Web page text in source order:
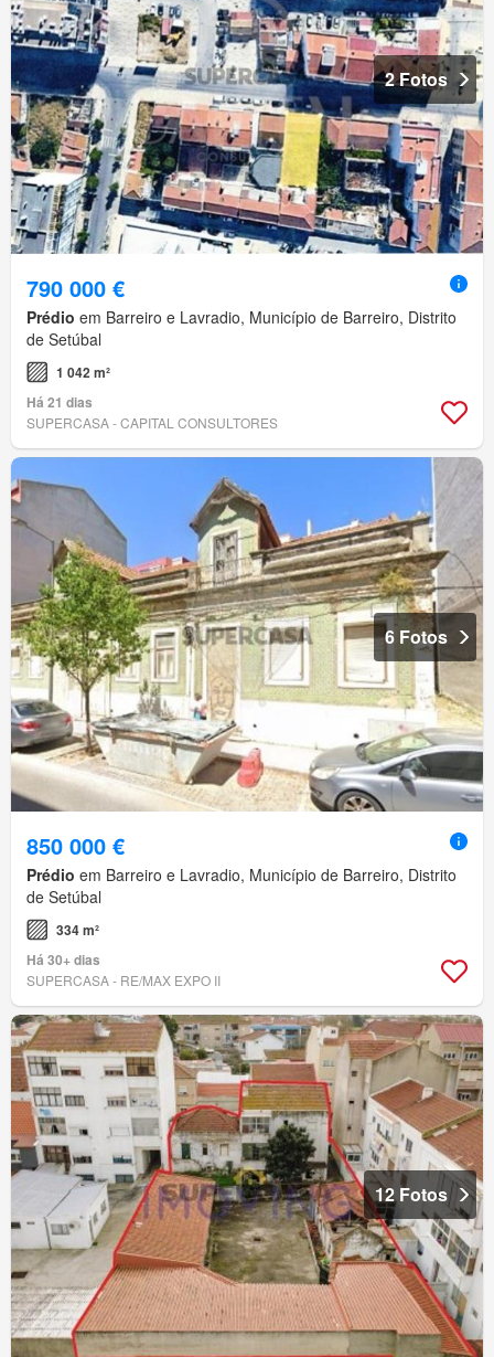
2 Fotos
790 000 €
Prédio em Barreiro e Lavradio, Município de Barreiro, Distrito
de Setúbal
1 042 m²
Há 21 dias
SUPERCASA - CAPITAL CONSULTORES
6 Fotos
850 000 €
Prédio em Barreiro e Lavradio, Município de Barreiro, Distrito
de Setúbal
334 m²
Há 30+ dias
SUPERCASA - RE/MAX EXPO II
12 Fotos